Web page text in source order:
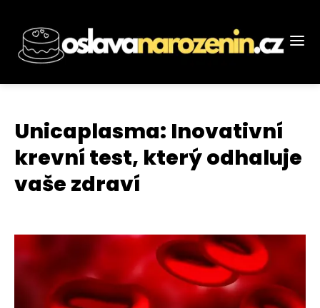
Unicaplasma: Inovativní
krevní test, který odhaluje
vaše zdraví